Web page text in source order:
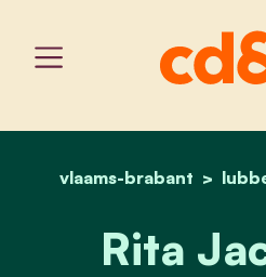
vlaams-brabant
Rita